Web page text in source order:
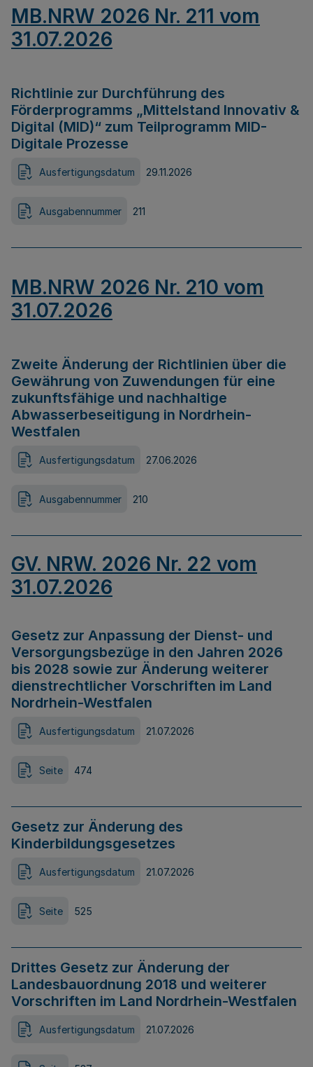
MB.NRW 2026 Nr. 211 vom
31.07.2026
Richtlinie zur Durchführung des
Förderprogramms „Mittelstand Innovativ &
Digital (MID)“ zum Teilprogramm MID-
Digitale Prozesse
Ausfertigungsdatum 29.11.2026
Ausgabennummer 211
MB.NRW 2026 Nr. 210 vom
31.07.2026
Zweite Änderung der Richtlinien über die
Gewährung von Zuwendungen für eine
zukunftsfähige und nachhaltige
Abwasserbeseitigung in Nordrhein-
Westfalen
Ausfertigungsdatum 27.06.2026
Ausgabennummer 210
GV. NRW. 2026 Nr. 22 vom
31.07.2026
Gesetz zur Anpassung der Dienst- und
Versorgungsbezüge in den Jahren 2026
bis 2028 sowie zur Änderung weiterer
dienstrechtlicher Vorschriften im Land
Nordrhein-Westfalen
Ausfertigungsdatum 21.07.2026
Seite 474
Gesetz zur Änderung des
Kinderbildungsgesetzes
Ausfertigungsdatum 21.07.2026
Seite 525
Drittes Gesetz zur Änderung der
Landesbauordnung 2018 und weiterer
Vorschriften im Land Nordrhein-Westfalen
Ausfertigungsdatum 21.07.2026